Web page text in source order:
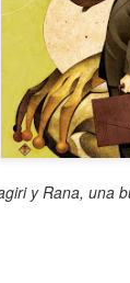
y Rana, una